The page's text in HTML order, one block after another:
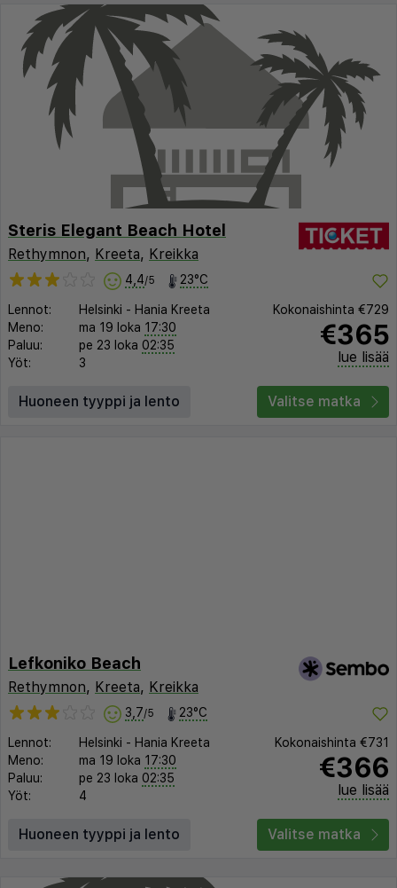
Steris Elegant Beach Hotel
Rethymnon, Kreeta, Kreikka
4,4/5 23°C
Lennot: Helsinki - Hania Kreeta
Meno:
ma 19 loka 17:30
Paluu:
pe 23 loka 02:35
Yöt:
3
Kokonaishinta €729
€365
lue lisää
Huoneen tyyppi ja lento Valitse matka
Lefkoniko Beach
Rethymnon, Kreeta, Kreikka
3,7/5 23°C
Lennot: Helsinki - Hania Kreeta
Meno:
ma 19 loka 17:30
Paluu:
pe 23 loka 02:35
Yöt:
4
Kokonaishinta €731
€366
lue lisää
Huoneen tyyppi ja lento Valitse matka